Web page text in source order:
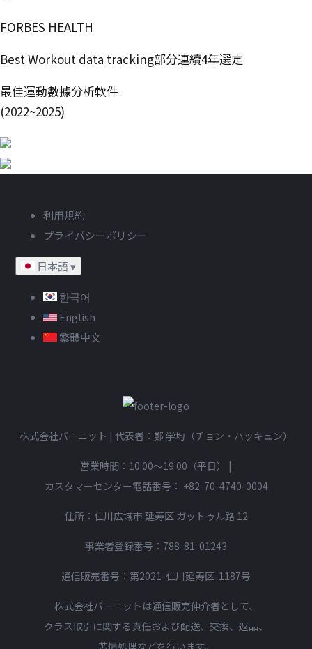
FORBES HEALTH
Best Workout data tracking部分連續4年選定
最佳運動數據分析軟件
(2022~2025)
利用規約
プライバシーポリシー
日本語▾
한국어
English
繁體中文
株式会社バーニット | 代表者：鄭 学均（チョン・ハッキュン）
営業時間：10:00〜19:00（平日）
|
カスタマーセンター電話番号： +82-70-4740-0004
住所：仁川広域市 延寿区 ガットゥル路 12
事業者登録番号：788-81-01243
通信販売番号：第2021-仁川延寿区-1187号
株式会社バーニットは通信販売仲介者として、
クラス取引に関する責任および配送、交換、返品、
苦情処理などを行います。